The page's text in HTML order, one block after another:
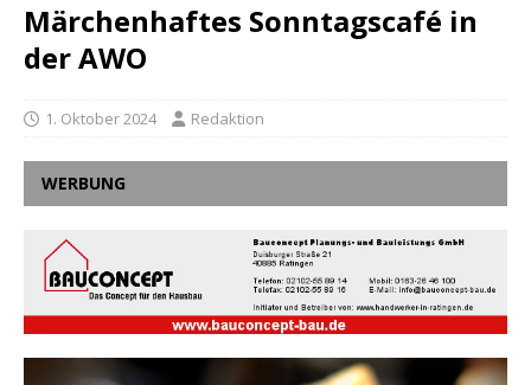
Märchenhaftes Sonntagscafé in
der AWO
1. Oktober 2024 Redaktion
WERBUNG